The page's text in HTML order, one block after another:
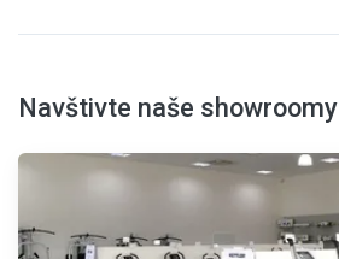
Navštivte naše showroomy